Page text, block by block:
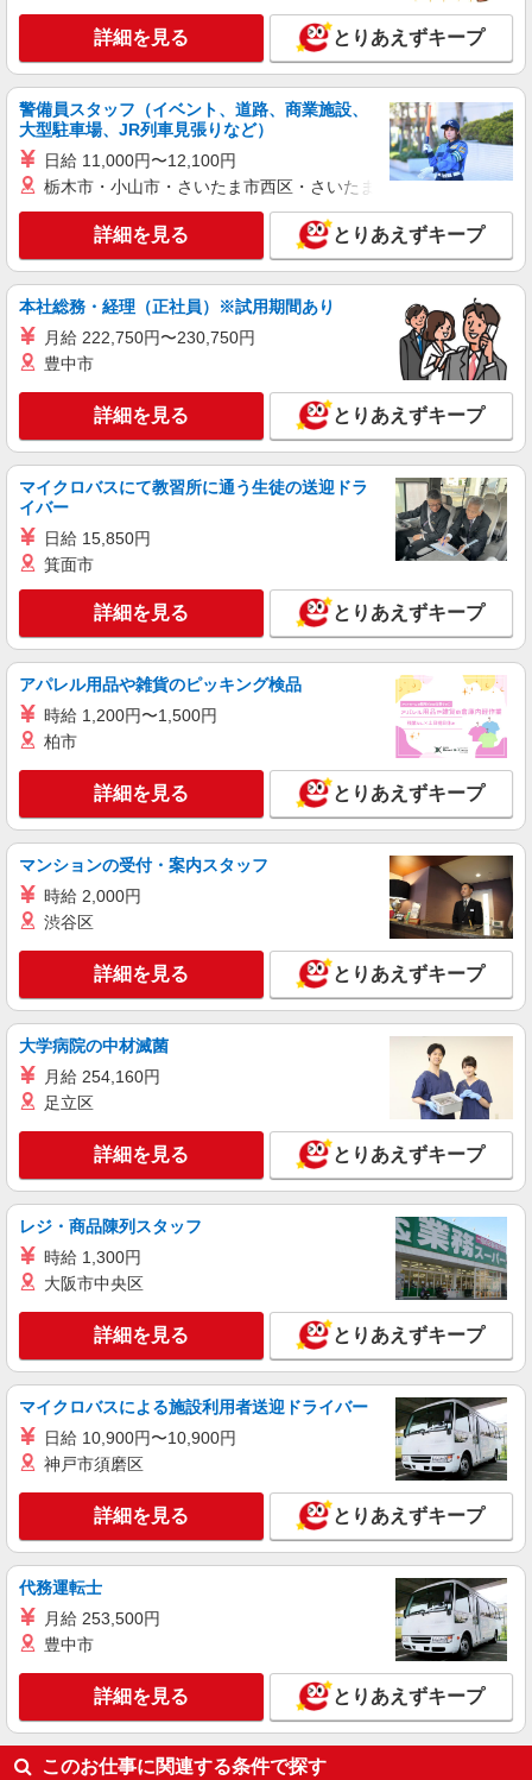
詳細を見る とりあえずキープ
警備員スタッフ（イベント、道路、商業施設、
大型駐車場、JR列車見張りなど）
日給 11,000円〜12,100円
栃木市・小山市・さいたま市西区・さいたま市岩槻区・久喜市・
詳細を見る とりあえずキープ
本社総務・経理（正社員）※試用期間あり
月給 222,750円〜230,750円
豊中市
詳細を見る とりあえずキープ
マイクロバスにて教習所に通う生徒の送迎ドラ
イバー
日給 15,850円
箕面市
詳細を見る とりあえずキープ
アパレル用品や雑貨のピッキング検品
時給 1,200円〜1,500円
柏市
詳細を見る とりあえずキープ
マンションの受付・案内スタッフ
時給 2,000円
渋谷区
詳細を見る とりあえずキープ
大学病院の中材滅菌
月給 254,160円
足立区
詳細を見る とりあえずキープ
レジ・商品陳列スタッフ
時給 1,300円
大阪市中央区
詳細を見る とりあえずキープ
マイクロバスによる施設利用者送迎ドライバー
日給 10,900円〜10,900円
神戸市須磨区
詳細を見る とりあえずキープ
代務運転士
月給 253,500円
豊中市
詳細を見る とりあえずキープ
このお仕事に関連する条件で探す